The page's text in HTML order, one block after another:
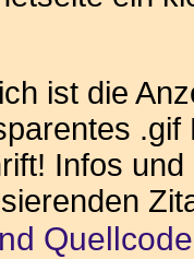
ist die
Infos
Quellcode